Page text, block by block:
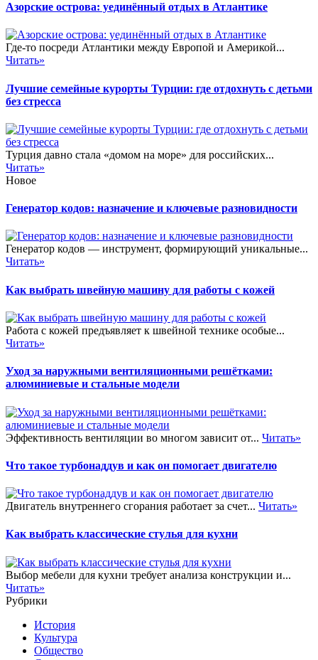
Азорские острова: уединённый отдых в Атлантике
Где-то посреди Атлантики между Европой и Америкой...
Читать»
Лучшие семейные курорты Турции: где отдохнуть с детьми
без стресса
Турция давно стала «домом на море» для российских...
Читать»
Новое
Генератор кодов: назначение и ключевые разновидности
Генератор кодов — инструмент, формирующий уникальные...
Читать»
Как выбрать швейную машину для работы с кожей
Работа с кожей предъявляет к швейной технике особые...
Читать»
Уход за наружными вентиляционными решётками:
алюминиевые и стальные модели
Эффективность вентиляции во многом зависит от... Читать»
Что такое турбонаддув и как он помогает двигателю
Двигатель внутреннего сгорания работает за счет... Читать»
Как выбрать классические стулья для кухни
Выбор мебели для кухни требует анализа конструкции и...
Читать»
Рубрики
История
Культура
Общество